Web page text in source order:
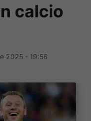
calcio
2025 - 19:56